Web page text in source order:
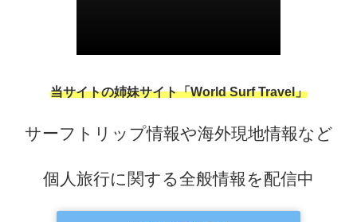
当サイトの姉妹サイト「World Surf Travel」
サーフトリップ情報や海外現地情報など
個人旅行に関する全般情報を配信中